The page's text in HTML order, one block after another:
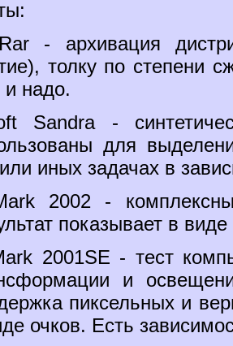
- архивация
толку по степени
надо.
Sandra -
для
иных задачах в
2002 -
показывает в
2001SE - тест
и
пиксельных и
очков. Есть